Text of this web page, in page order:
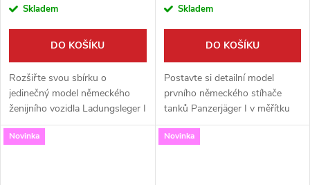
Skladem
DO KOŠÍKU
Rozšiřte svou sbírku o
jedinečný model německého
ženijního vozidla Ladungsleger I
mit Gleitschiene v měřítku 1:72.
Tato precizní stavebnice od S-
Skladem
DO KOŠÍKU
Postavte si detailní model
prvního německého stíhače
tanků Panzerjäger I v měřítku
1:72 od výrobce S-Model. Tato
stavebnice typu ´fast assembly´
Novinka Novinka